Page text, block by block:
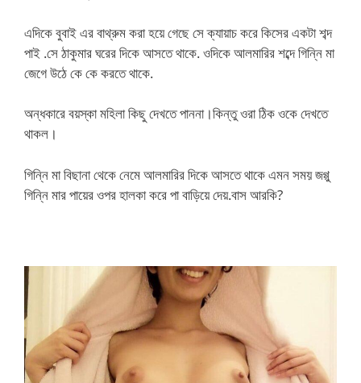
এদিকে বুবাই এর বাথ্রুম করা হয়ে গেছে সে ক্যায়াচ করে কিসের একটা শব্দ
পাই .সে ঠাকুমার ঘরের দিকে আসতে থাকে. ওদিকে আলমারির শব্দে গিন্নি মা
জেগে উঠে কে কে করতে থাকে.
অন্ধকারে বয়স্কা মহিলা কিছু দেখতে পাননা।কিন্তু ওরা ঠিক ওকে দেখতে
থাকল।
গিন্নি মা বিছানা থেকে নেমে আলমারির দিকে আসতে থাকে এমন সময় জগ্গু
গিন্নি মার পায়ের ওপর হালকা করে পা বাড়িয়ে দেয়.বাস আরকি?